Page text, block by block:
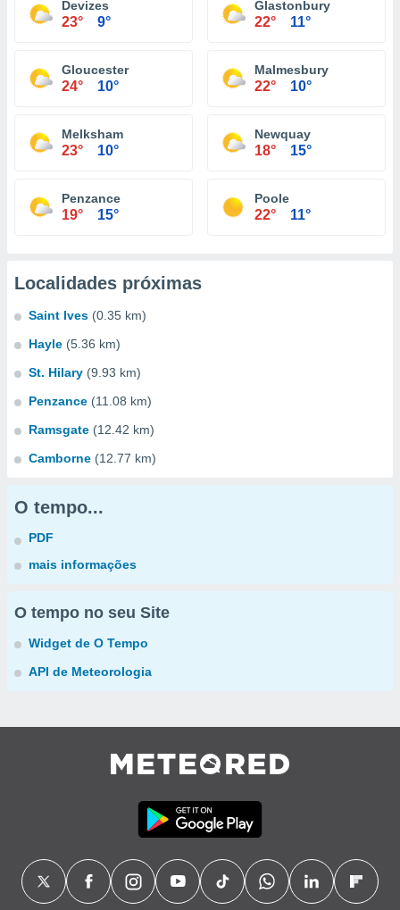
Devizes
23° 9°
Glastonbury
22° 11°
Gloucester
24° 10°
Malmesbury
22° 10°
Melksham
23° 10°
Newquay
18° 15°
Penzance
19° 15°
Poole
22° 11°
Localidades próximas
Saint Ives (0.35 km)
Hayle (5.36 km)
St. Hilary (9.93 km)
Penzance (11.08 km)
Ramsgate (12.42 km)
Camborne (12.77 km)
O tempo...
PDF
mais informações
O tempo no seu Site
Widget de O Tempo
API de Meteorologia